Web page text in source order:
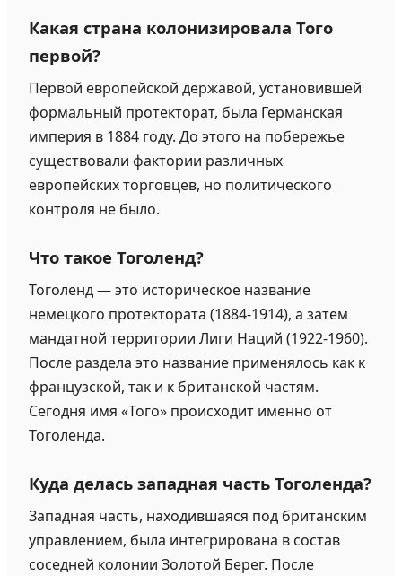
Какая страна колонизировала Того
первой?
Первой европейской державой, установившей
формальный протекторат, была Германская
империя в 1884 году. До этого на побережье
существовали фактории различных
европейских торговцев, но политического
контроля не было.
Что такое Тоголенд?
Тоголенд — это историческое название
немецкого протектората (1884-1914), а затем
мандатной территории Лиги Наций (1922-1960).
После раздела это название применялось как к
французской, так и к британской частям.
Сегодня имя «Того» происходит именно от
Тоголенда.
Куда делась западная часть Тоголенда?
Западная часть, находившаяся под британским
управлением, была интегрирована в состав
соседней колонии Золотой Берег. После